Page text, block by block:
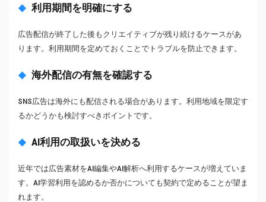
利用期間を明確にする
広告配信が終了した後もクリエイティブが残り続けるケースがあ
ります。利用期間を定めておくことでトラブルを防止できます。
海外配信の有無を確認する
SNS広告は海外にも配信される場合があります。利用地域を限定す
るかどうかも検討すべきポイントです。
AI利用の取扱いを決める
近年では広告素材をAI編集やAI解析へ利用するケースが増えていま
す。AI学習利用を認めるか否かについても契約で定めることが望ま
れます。